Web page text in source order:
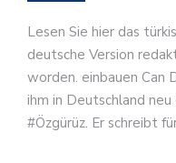
Lesen Sie hier das
deutsche Version
worden. einbauen Can
ihm in Deutschland
#Özgürüz. Er schreibt